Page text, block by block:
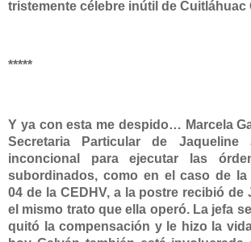
tristemente célebre inútil de Cuitláhuac
*****
Y ya con esta me despido… Marcela
Secretaria Particular de
inconcional para ejecutar las
subordinados, como en el caso de la
04 de la CEDHV, a la postre recibió de
el mismo trato que ella operó. La jefa
quitó la compensación y le hizo la